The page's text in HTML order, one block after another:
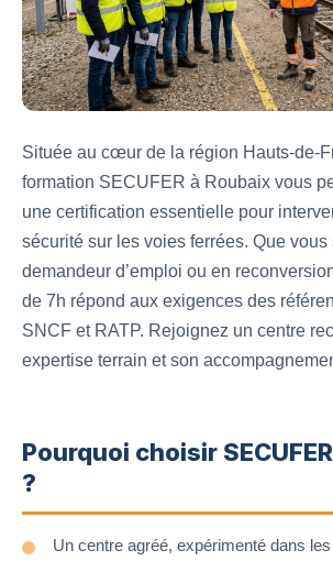
Située au cœur de la région Hauts-de-
formation SECUFER à Roubaix vous
une certification essentielle pour
sécurité sur les voies ferrées. Que vous
demandeur d’emploi ou en
de 7h répond aux exigences des
SNCF et RATP. Rejoignez un centre
expertise terrain et son
Pourquoi choisir
?
Un centre agréé, expérimenté dans